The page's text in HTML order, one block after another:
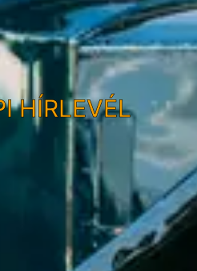
HÍRLEVÉL